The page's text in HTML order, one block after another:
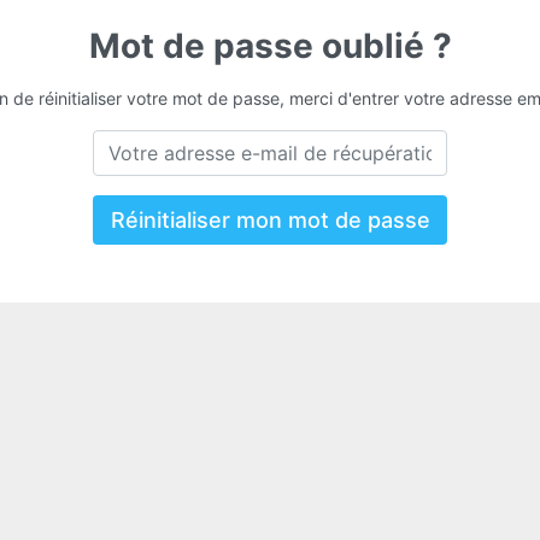
Mot de passe oublié ?
de réinitialiser votre mot de passe, merci d'entrer votre adresse
Réinitialiser mon mot de passe